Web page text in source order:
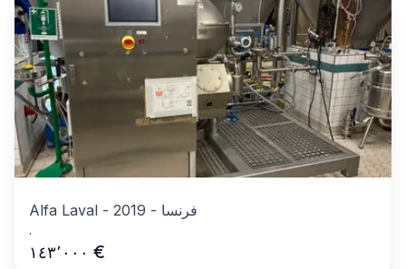
Alfa Laval - 2019 - فرنسا
.
١٤٣٬٠٠٠ €